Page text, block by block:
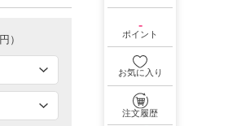
）
-
ポイント
お気に入り
注文履歴
商品一覧を見る
商品一覧を見る
商品一覧を見る
商品一覧を見る
商品一覧を見る
商品一覧を見る
商品一覧を見る
商品一覧を見る